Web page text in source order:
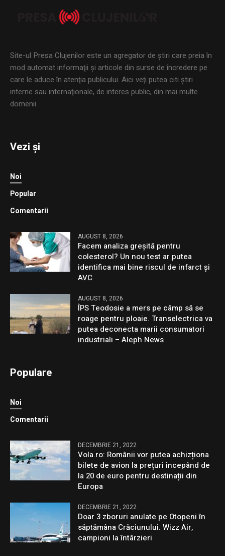
Site-ul Presa Clujenilor este un agregator de ştiri care preia în
mod automat informaţii şi articole din surse de încredere pe
care le aduce în atenţia publicului. Aici veţi putea citi ştiri
interne sau internaţionale, de interes public, din mai multe
domenii.
Vezi și
Noi
Popular
Comentarii
AUGUST 8, 2026
Facem analiza greșită pentru
colesterol? Un nou test ar putea
identifica mai bine riscul de infarct și
AVC
AUGUST 8, 2026
ÎPS Teodosie a mers pe câmp să se
roage pentru ploaie. Transelectrica va
putea deconecta marii consumatori
industriali – Aleph News
Populare
Noi
Comentarii
DECEMBRIE 21, 2022
Vola.ro: Românii vor putea achizționa
bilete de avion la prețuri începând de
la 20 de euro pentru destinații din
Europa
DECEMBRIE 21, 2022
Doar 3 zboruri anulate pe Otopeni în
săptămâna Crăciunului. Wizz Air,
campioni la întârzieri